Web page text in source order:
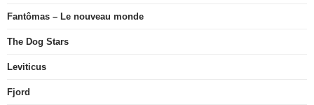
Fantômas – Le nouveau monde
The Dog Stars
Leviticus
Fjord